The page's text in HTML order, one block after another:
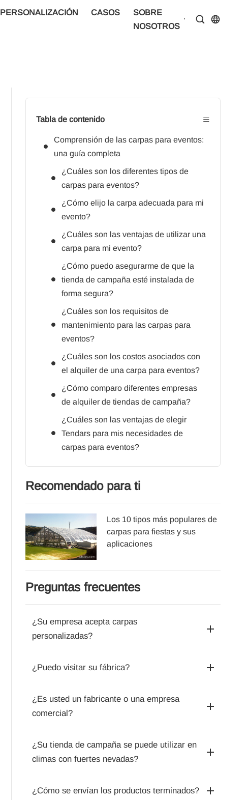
PERSONALIZACIÓN CASOS
SOBRE
NOSOTROS
Tabla de contenido ≡
Comprensión de las carpas para eventos:
una guía completa
¿Cuáles son los diferentes tipos de
carpas para eventos?
¿Cómo elijo la carpa adecuada para mi
evento?
¿Cuáles son las ventajas de utilizar una
carpa para mi evento?
¿Cómo puedo asegurarme de que la
tienda de campaña esté instalada de
forma segura?
¿Cuáles son los requisitos de
mantenimiento para las carpas para
eventos?
¿Cuáles son los costos asociados con
el alquiler de una carpa para eventos?
¿Cómo comparo diferentes empresas
de alquiler de tiendas de campaña?
¿Cuáles son las ventajas de elegir
Tendars para mis necesidades de
carpas para eventos?
Recomendado para ti
Los 10 tipos más populares de
carpas para fiestas y sus
aplicaciones
Preguntas frecuentes
¿Su empresa acepta carpas
personalizadas?
¿Puedo visitar su fábrica?
¿Es usted un fabricante o una empresa
comercial?
¿Su tienda de campaña se puede utilizar en
climas con fuertes nevadas?
¿Cómo se envían los productos terminados?